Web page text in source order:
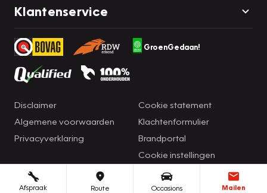
Afspraak Route Occasions Mailen
Klantenservice
GroenGedaan!
Disclaimer
Algemene voorwaarden
Privacyverklaring
Cookie statement
Klachtenformulier
Brandportal
Cookie instellingen